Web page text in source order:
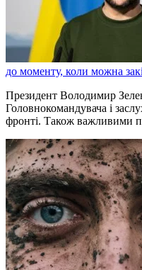
до моменту, коли можна
Президент Володимир
Головнокомандувача і
фронті. Також важливими